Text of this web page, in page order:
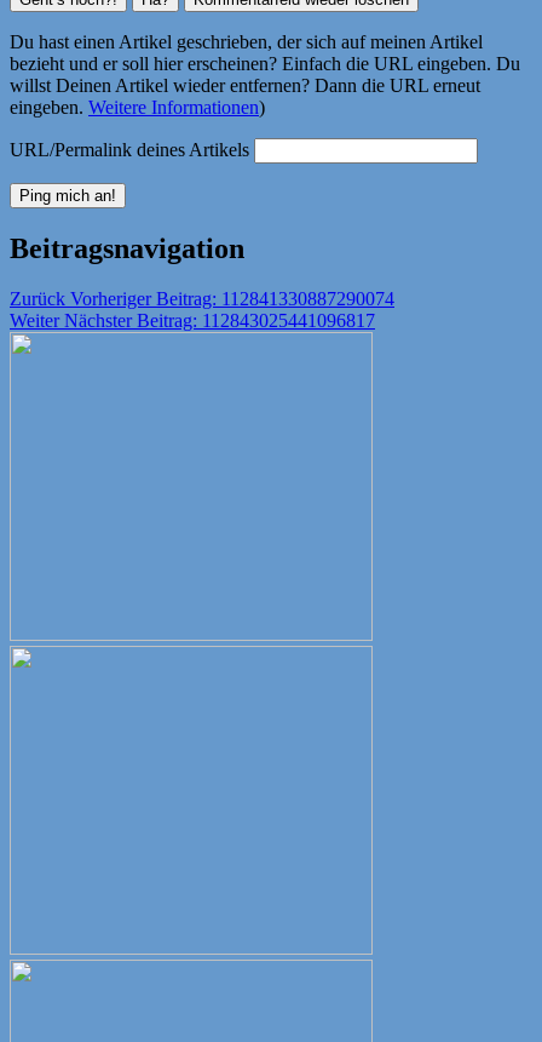
Du hast einen Artikel geschrieben, der sich auf meinen Artikel
bezieht und er soll hier erscheinen? Einfach die URL eingeben. Du
willst Deinen Artikel wieder entfernen? Dann die URL erneut
eingeben. Weitere Informationen)
URL/Permalink deines Artikels
Beitragsnavigation
Zurück Vorheriger Beitrag: 112841330887290074
Weiter Nächster Beitrag: 112843025441096817